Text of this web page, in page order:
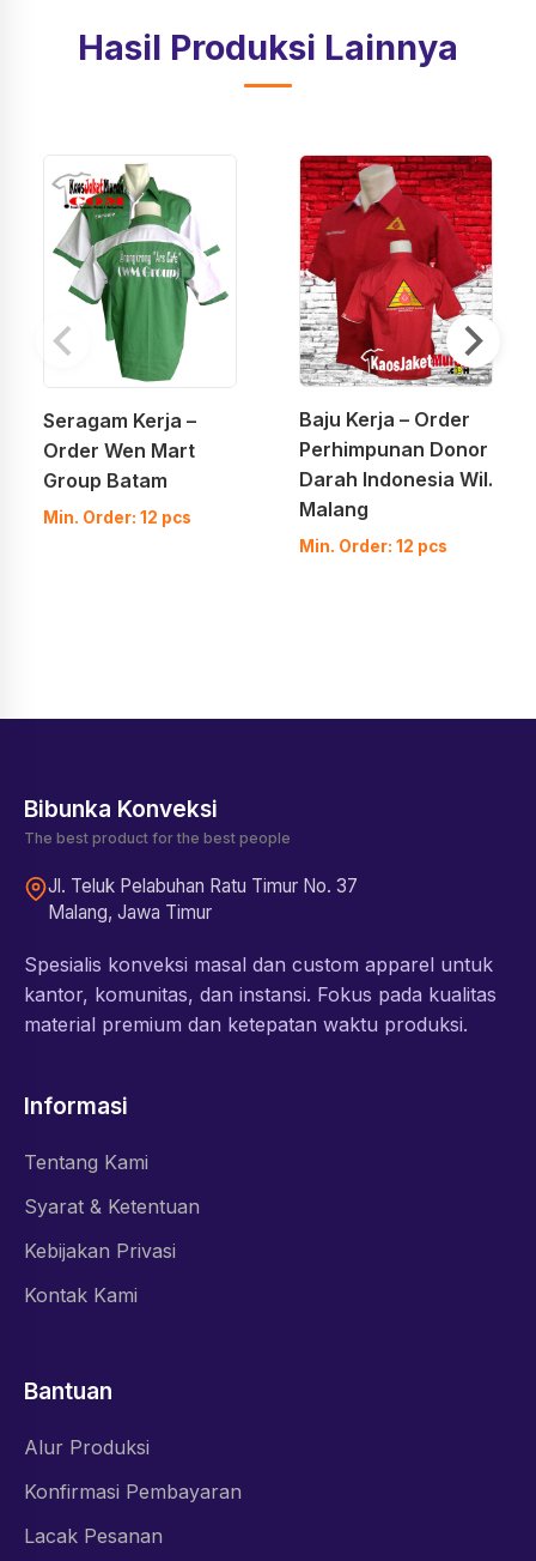
Hasil Produksi Lainnya
Seragam Kerja –
Order Wen Mart
Group Batam
Min. Order: 12 pcs
Baju Kerja – Order
Perhimpunan Donor
Darah Indonesia Wil.
Malang
Min. Order: 12 pcs
Bibunka Konveksi
The best product for the best people
Jl. Teluk Pelabuhan Ratu Timur No. 37
Malang, Jawa Timur
Spesialis konveksi masal dan custom apparel untuk
kantor, komunitas, dan instansi. Fokus pada kualitas
material premium dan ketepatan waktu produksi.
Informasi
Tentang Kami
Syarat & Ketentuan
Kebijakan Privasi
Kontak Kami
Bantuan
Alur Produksi
Konfirmasi Pembayaran
Lacak Pesanan